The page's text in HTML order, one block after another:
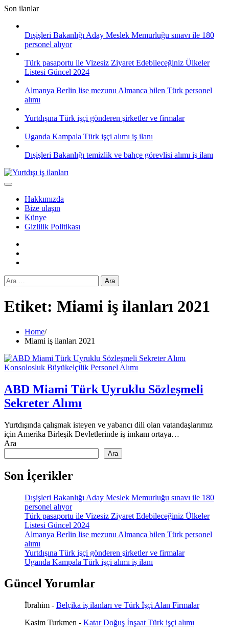
Skip
content
Son ilanlar
Dışişleri Bakanlığı Aday Meslek Memurluğu sınavı ile 180
personel alıyor
Türk pasaportu ile Vizesiz Ziyaret Edebileceğiniz Ülkeler
Listesi Güncel 2024
Almanya Berlin lise mezunu Almanca bilen Türk personel
alımı
Yurtdışına Türk işçi gönderen şirketler ve firmalar
Uganda Kampala Türk işçi alımı iş ilanı
Dışişleri Bakanlığı temizlik ve bahçe görevlisi alımı iş ilanı
Hakkımızda
Bize ulaşın
Künye
Gizlilik Politikası
Arama:
Etiket: Miami iş ilanları 2021
Home
Miami iş ilanları 2021
Konsolosluk Büyükelçilik Personel Alımı
ABD Miami Türk Uyruklu Sözleşmeli
Sekreter Alımı
Yurtdışında çalışmak isteyen ve yabancı dili olan vatandaşlarımız
için Amerika Birleşik Devletlerinde iş imkanı ortaya…
Ara
Ara
Son İçerikler
Dışişleri Bakanlığı Aday Meslek Memurluğu sınavı ile 180
personel alıyor
Türk pasaportu ile Vizesiz Ziyaret Edebileceğiniz Ülkeler
Listesi Güncel 2024
Almanya Berlin lise mezunu Almanca bilen Türk personel
alımı
Yurtdışına Türk işçi gönderen şirketler ve firmalar
Uganda Kampala Türk işçi alımı iş ilanı
Güncel Yorumlar
İbrahim - Belçika iş ilanları ve Türk İşçi Alan Firmalar
Kasim Turkmen - Katar Doğuş İnşaat Türk işçi alımı